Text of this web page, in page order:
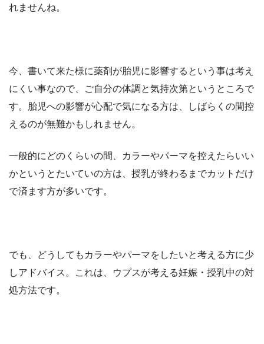
れませんね。
今、書いて来た様に薬剤が胎児に影響するという事は考え
にくい事なので、ご自分の体調と気持次第というところで
す。胎児への影響が心配で気になる方は、しばらくの間控
えるのが無難かもしれません。
一般的にどのくらいの間、カラーやパーマを控えたらいい
かというとたいていの方は、授乳が終わるまでカットだけ
で済ます方が多いです。
でも、どうしてもカラーやパーマをしたいと考える方に少
しアドバイス。これは、ウプスが考える妊娠・授乳中の対
処方法です。